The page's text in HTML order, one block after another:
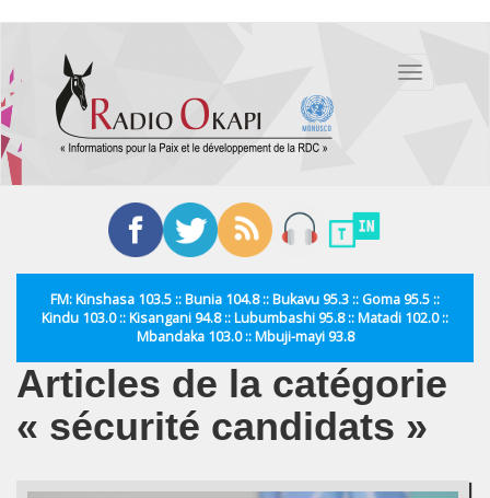
contenu
principal
Toggle
FM: Kinshasa 103.5 :: Bunia 104.8 :: Bukavu 95.3 :: Goma 95.5 ::
Kindu 103.0 :: Kisangani 94.8 :: Lubumbashi 95.8 :: Matadi 102.0 ::
Mbandaka 103.0 :: Mbuji-mayi 93.8
Articles de la catégorie
« sécurité candidats »